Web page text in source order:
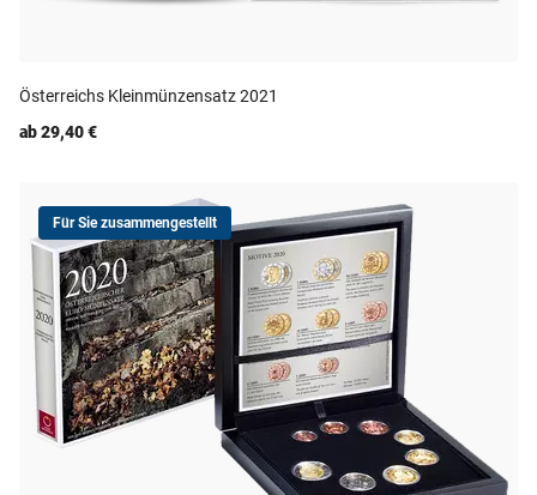
Österreichs Kleinmünzensatz 2021
ab 29,40 €
Für Sie zusammengestellt